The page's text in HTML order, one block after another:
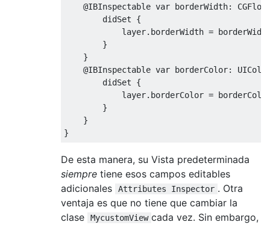
@IBInspectable var borderWidth:
        didSet
{
            layer
. borderWidth =
}
}
@IBInspectable var borderColor:
        didSet
{
            layer
. borderColor =
}
}
}
De esta manera, su Vista predeterminada
siempre tiene esos campos editables
adicionales
Attributes Inspector . Otra
ventaja es que no tiene que cambiar la
clase
MycustomView cada vez. Sin embargo,